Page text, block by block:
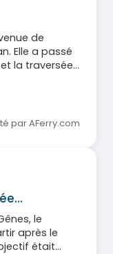
de
Elle a passé
la traversée
par AFerry.com
le
après le
était